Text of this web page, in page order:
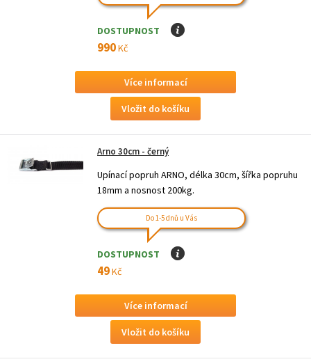
DOSTUPNOST I
990Kč
Více informací
Arno 30cm - černý
Upínací popruh ARNO, délka 30cm, šířka popruhu
18mm a nosnost 200kg.
Do 1-5 dnů u Vás
DOSTUPNOST I
49Kč
Více informací